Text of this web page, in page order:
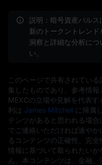
説明：暗号資産パル
新のトークントレン
洞察と詳細な分析につ
い。
このページで共有されてい
集したものであり、参考情報
MEXCの立場や見解を代表す
利は James Mitchell に帰属
テンツがあると思われる場合
でご連絡いただければ速や
るコンテンツの正確性、完
情報に基づいて取られたい
ん。本コンテンツは、金融